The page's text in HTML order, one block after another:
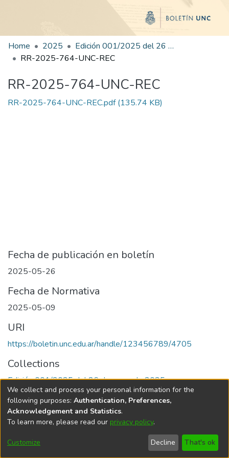
Home 2025
Edición 001/2025 del 26 de mayo de 2025
RR-2025-764-UNC-REC
RR-2025-764-UNC-REC
RR-2025-764-UNC-REC.pdf(135.74 KB)
Fecha de publicación en boletín
2025-05-26
Fecha de Normativa
2025-05-09
URI
https://boletin.unc.edu.ar/handle/123456789/4705
Collections
Edición 001/2025 del 26 de mayo de 2025
Universidad Nacional de Córdoba
We collect and process your personal information for the
following purposes: Authentication, Preferences,
Acknowledgement and Statistics.
To learn more, please read our privacy policy.
Customize Decline That's ok